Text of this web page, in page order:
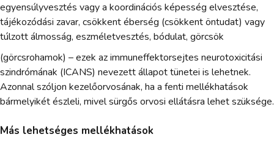
egyensúlyvesztés vagy a koordinációs képesség elvesztése,
tájékozódási zavar, csökkent éberség (csökkent öntudat) vagy
túlzott álmosság, eszméletvesztés, bódulat, görcsök
(görcsrohamok) – ezek az immuneffektorsejtes neurotoxicitási
szindrómának (ICANS) nevezett állapot tünetei is lehetnek.
Azonnal szóljon kezelőorvosának, ha a fenti mellékhatások
bármelyikét észleli, mivel sürgős orvosi ellátásra lehet szüksége.
Más lehetséges mellékhatások